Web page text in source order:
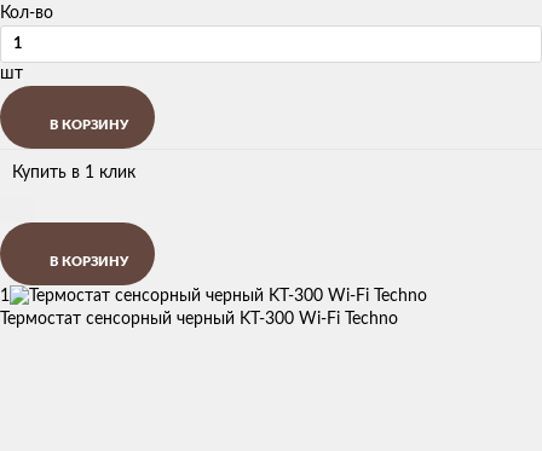
Кол-во
шт
В КОРЗИНУ
Купить в 1 клик
В КОРЗИНУ
1
Термостат сенсорный черный KT-300 Wi-Fi Techno